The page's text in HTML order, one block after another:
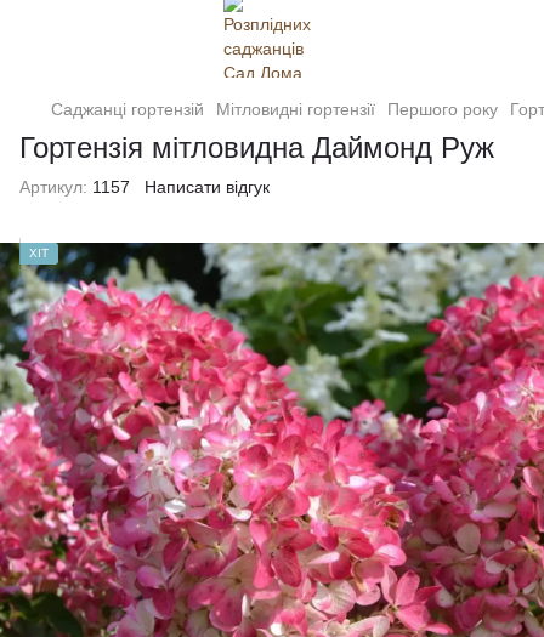
Саджанці гортензій Мітловидні гортензії Першого року
Гортензія мітловидна Даймонд Руж
Артикул: 1157 Написати відгук
ХІТ